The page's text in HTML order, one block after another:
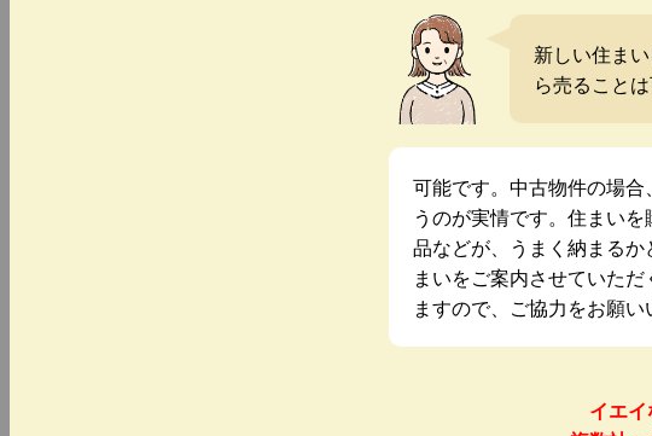
新しい住ま
ら売ること
可能です。中古物件の場
うのが実情です。住まい
品などが、うまく納まる
まいをご案内させていた
ますので、ご協力をお願い
イエ